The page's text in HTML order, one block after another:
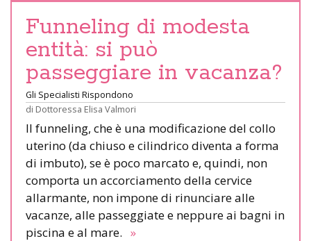
Funneling di modesta
entità: si può
passeggiare in vacanza?
Gli Specialisti Rispondono
di Dottoressa Elisa Valmori
Il funneling, che è una modificazione del collo
uterino (da chiuso e cilindrico diventa a forma
di imbuto), se è poco marcato e, quindi, non
comporta un accorciamento della cervice
allarmante, non impone di rinunciare alle
vacanze, alle passeggiate e neppure ai bagni in
piscina e al mare. »